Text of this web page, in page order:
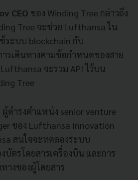
CEO ของ Winding Tree กล่าวถึง
Tree จะช่วย Lufthansa ใน
ระบบ blockchain กับ
รเดินทางตามข้อกำหนดของสาย
จะรวม API ไว้บน
Tree
ผู้ดำรงตำแหน่ง senior venture
ของ Lufthansa Innovation
สนใจจะทดลองระบบ
บัตรโดยสารเครื่องบิน และการ
างของผู้โดยสาร